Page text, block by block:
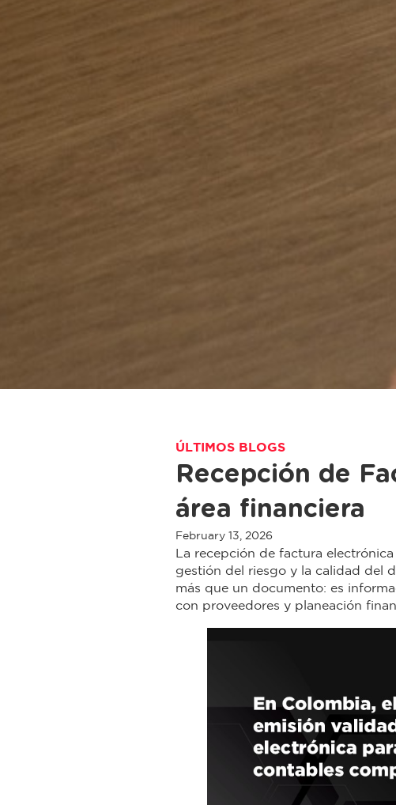
ÚLTIMOS BLOGS
Recepción de
área financiera
February 13, 2026
La recepción de factura
gestión del riesgo y la calidad del
más que un documento: es
con proveedores y planeación